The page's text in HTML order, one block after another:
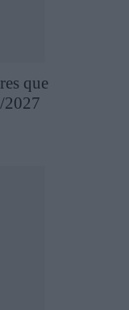
que
2027